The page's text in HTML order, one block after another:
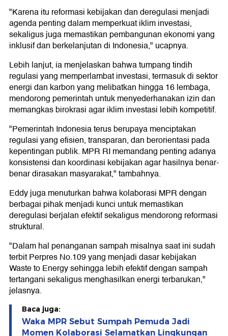
"Karena itu reformasi kebijakan dan deregulasi menjadi
agenda penting dalam memperkuat iklim investasi,
sekaligus juga memastikan pembangunan ekonomi yang
inklusif dan berkelanjutan di Indonesia," ucapnya.
Lebih lanjut, ia menjelaskan bahwa tumpang tindih
regulasi yang memperlambat investasi, termasuk di sektor
energi dan karbon yang melibatkan hingga 16 lembaga,
mendorong pemerintah untuk menyederhanakan izin dan
memangkas birokrasi agar iklim investasi lebih kompetitif.
"Pemerintah Indonesia terus berupaya menciptakan
regulasi yang efisien, transparan, dan berorientasi pada
kepentingan publik. MPR RI memandang penting adanya
konsistensi dan koordinasi kebijakan agar hasilnya benar-
benar dirasakan masyarakat," tambahnya.
Eddy juga menuturkan bahwa kolaborasi MPR dengan
berbagai pihak menjadi kunci untuk memastikan
deregulasi berjalan efektif sekaligus mendorong reformasi
struktural.
"Dalam hal penanganan sampah misalnya saat ini sudah
terbit Perpres No.109 yang menjadi dasar kebijakan
Waste to Energy sehingga lebih efektif dengan sampah
tertangani sekaligus menghasilkan energi terbarukan,"
jelasnya.
Baca juga:
Waka MPR Sebut Sumpah Pemuda Jadi
Momen Kolaborasi Selamatkan Lingkungan